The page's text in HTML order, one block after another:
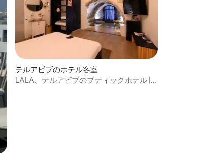
テルアビブのホテル客室
LALA、テルアビブのブティックホテル |